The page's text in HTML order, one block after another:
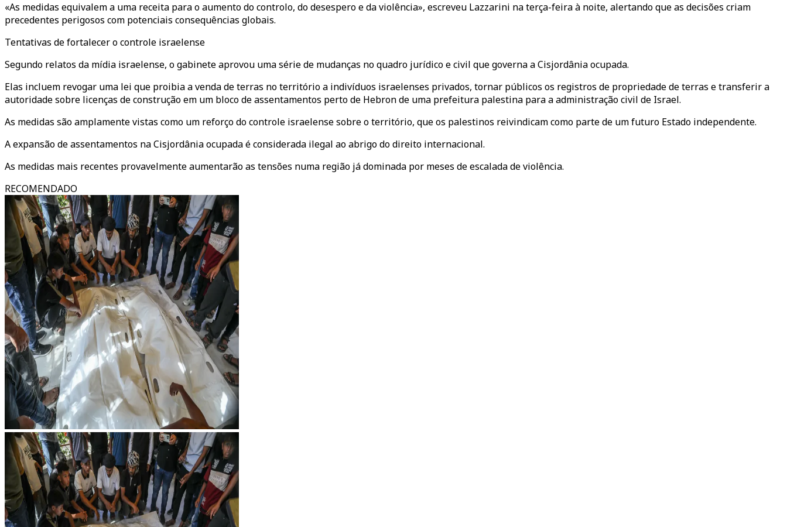
«As medidas equivalem a uma receita para o aumento do controlo, do desespero e da violência», escreveu Lazzarini na terça-feira à noite, alertando que as decisões criam
precedentes perigosos com potenciais consequências globais.
Tentativas de fortalecer o controle israelense
Segundo relatos da mídia israelense, o gabinete aprovou uma série de mudanças no quadro jurídico e civil que governa a Cisjordânia ocupada.
Elas incluem revogar uma lei que proibia a venda de terras no território a indivíduos israelenses privados, tornar públicos os registros de propriedade de terras e transferir a
autoridade sobre licenças de construção em um bloco de assentamentos perto de Hebron de uma prefeitura palestina para a administração civil de Israel.
As medidas são amplamente vistas como um reforço do controle israelense sobre o território, que os palestinos reivindicam como parte de um futuro Estado independente.
A expansão de assentamentos na Cisjordânia ocupada é considerada ilegal ao abrigo do direito internacional.
As medidas mais recentes provavelmente aumentarão as tensões numa região já dominada por meses de escalada de violência.
RECOMENDADO